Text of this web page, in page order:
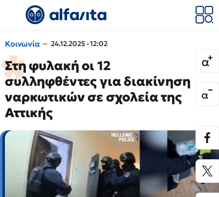
Κοινωνία 24.12.2025 - 12:02
Στη φυλακή οι 12
συλληφθέντες για διακίνηση
ναρκωτικών σε σχολεία της
Αττικής